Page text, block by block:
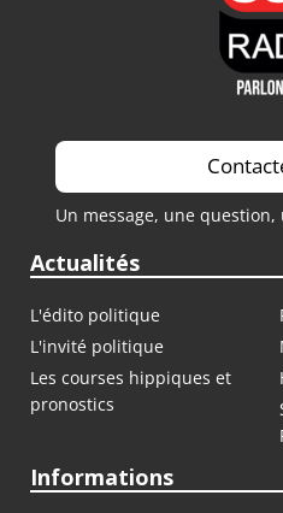
Un message, une
Actualités
L'édito politique
L'invité politique
Les courses hippiques et
pronostics
Informations